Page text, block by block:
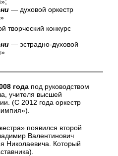
— духовой оркестр
творческий конкурс
— эстрадно-духовой
года под руководством
учителя высшей
(С 2012 года оркестр
появился второй
Валентинович
Николаевича. Который